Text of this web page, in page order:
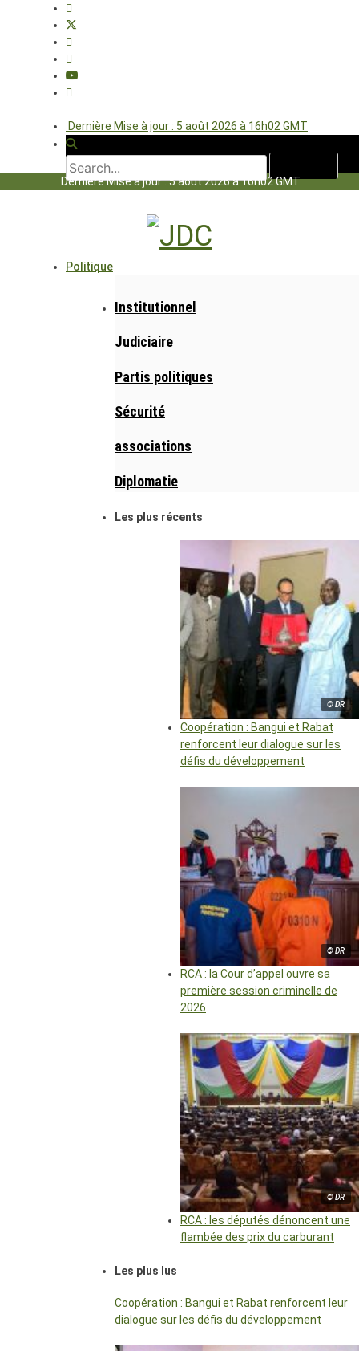
Dernière Mise à jour : 5 août 2026 à 16h02 GMT
Dernière Mise à jour : 5 août 2026 à 16h02 GMT
Politique
Institutionnel
Judiciaire
Partis politiques
Sécurité
associations
Diplomatie
Les plus récents
© DR
Coopération : Bangui et Rabat
renforcent leur dialogue sur les
défis du développement
© DR
RCA : la Cour d’appel ouvre sa
première session criminelle de
2026
© DR
RCA : les députés dénoncent une
flambée des prix du carburant
Les plus lus
Coopération : Bangui et Rabat renforcent leur
dialogue sur les défis du développement